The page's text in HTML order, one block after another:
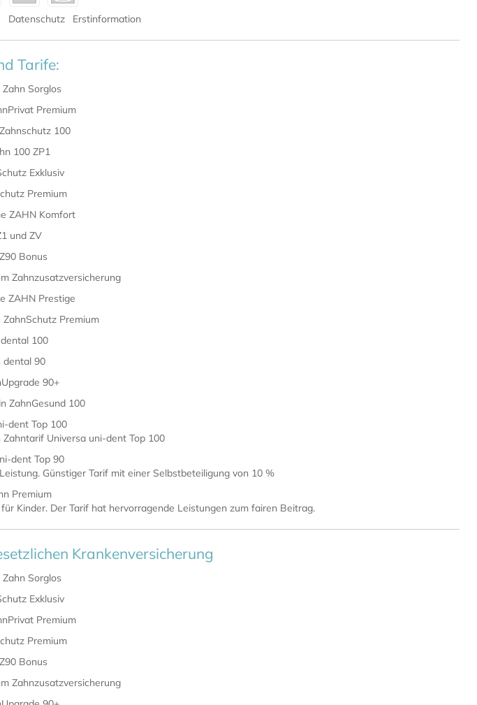
Datenschutz Erstinformation
Tarife:
Sorglos
Premium
100
100 ZP1
Exklusiv
Premium
ZAHN Komfort
und ZV
Bonus
Zahnzusatzversicherung
ZAHN Prestige
Premium
100
dental 90
90+
ZahnGesund 100
dent Top 100
Universa uni-dent Top 100
dent Top 90
Günstiger Tarif mit einer Selbstbeteiligung von 10 %
Premium
Kinder. Der Tarif hat hervorragende Leistungen zum fairen Beitrag.
Krankenversicherung
Sorglos
Exklusiv
Premium
Premium
Bonus
Zahnzusatzversicherung